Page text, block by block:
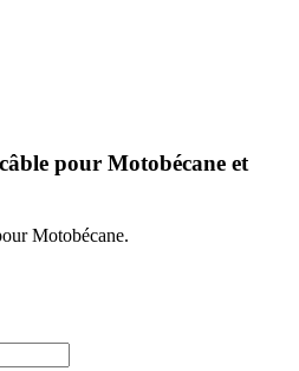
pour Motobécane et
Motobécane.